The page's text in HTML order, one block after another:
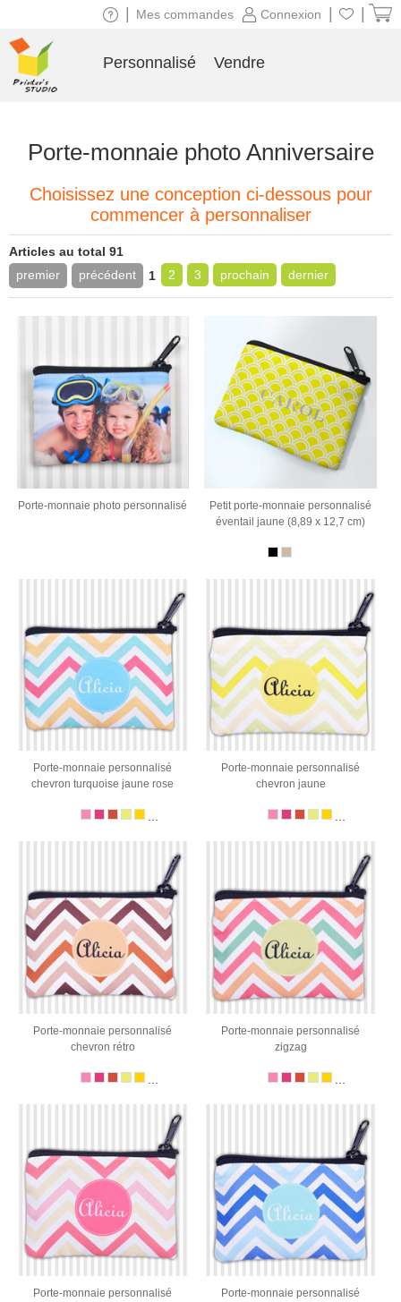
Porte-monnaie photo Anniversaire
Choisissez une conception ci-dessous pour
commencer à personnaliser
Articles au total 91
premier
précédent 1 2 3 prochain dernier
Porte-monnaie photo personnalisé
Petit porte-monnaie personnalisé
éventail jaune (8,89 x 12,7 cm)
Porte-monnaie personnalisé
chevron turquoise jaune rose
Porte-monnaie personnalisé
chevron jaune
Porte-monnaie personnalisé
chevron rétro
Porte-monnaie personnalisé
zigzag
Porte-monnaie personnalisé
Porte-monnaie personnalisé
Connexion
Mes commandes
Personnalisé Vendre